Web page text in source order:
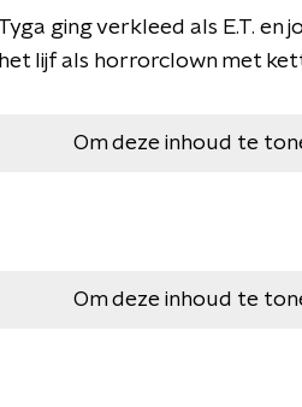
Tyga ging verkleed als E.T.
het lijf als horrorclown met
Om deze inhoud te
Om deze inhoud te